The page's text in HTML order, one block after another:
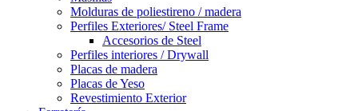
Molduras de poliestireno / madera
Perfiles Exteriores/ Steel Frame
Accesorios de Steel
Perfiles interiores / Drywall
Placas de madera
Placas de Yeso
Revestimiento Exterior